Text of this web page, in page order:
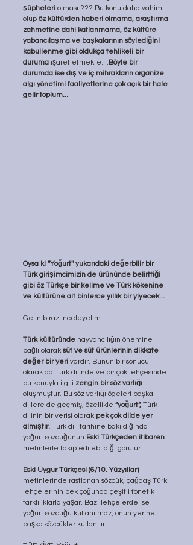
şüpheleri olması ??? Bu konu daha vahim
olup öz kültürden haberi olmama, araştırma
zahmetine dahi katlanmama, öz kültüre
yabancılaşma ve başkalarının söylediğini
kabullenme gibi oldukça tehlikeli bir
duruma işaret etmekte....Böyle bir
durumda ise dış ve iç mihrakların organize
algı yönetimi faaliyetlerine çok açık bir hale
gelir toplum...
Oysa ki ''Yoğurt'' yukarıdaki değerbilir bir
Türk girişimcimizin de ürününde belirttiği
gibi öz Türkçe bir kelime ve Türk kökenine
ve kültürüne ait binlerce yıllık bir yiyecek...
Gelin biraz inceleyelim...
Türk kültüründe hayvancılığın önemine
bağlı olarak süt ve süt ürünlerinin dikkate
değer bir yeri vardır. Bunun bir sonucu
olarak da Türk dilinde ve bir çok lehçesinde
bu konuyla ilgili zengin bir söz varlığı
oluşmuştur. Bu söz varlığı ögeleri başka
dillere de geçmiş; özellikle “yoğurt”, Türk
dilinin bir verisi olarak pek çok dilde yer
almıştır. Türk dili tarihine bakıldığında
yoğurt sözcüğünün Eski Türkçeden itibaren
metinlerle takip edilebildiği görülür.
Eski Uygur Türkçesi (6/10. Yüzyıllar)
metinlerinde rastlanan sözcük, çağdaş Türk
lehçelerinin pek çoğunda çeşitli fonetik
farklılıklarla yaşar. Bazı lehçelerde ise
yoğurt sözcüğü kullanılmaz, onun yerine
başka sözcükler kullanılır.